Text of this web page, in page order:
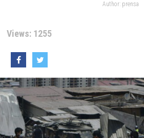
Author: prensa
Views: 1255